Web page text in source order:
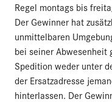
Regel montags bis
Der Gewinner hat
unmittelbaren
bei seiner
Spedition weder unter
der Ersatzadresse
hinterlassen. Der